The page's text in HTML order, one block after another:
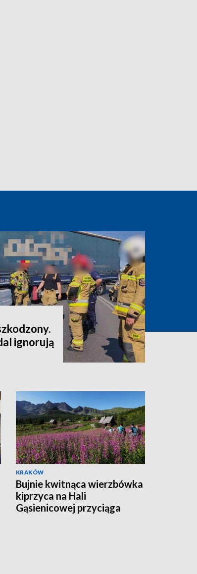
ignorują
KRAKÓW
Bujnie kwitnąca wierzbówka
kiprzyca na Hali
Gąsienicowej przyciąga